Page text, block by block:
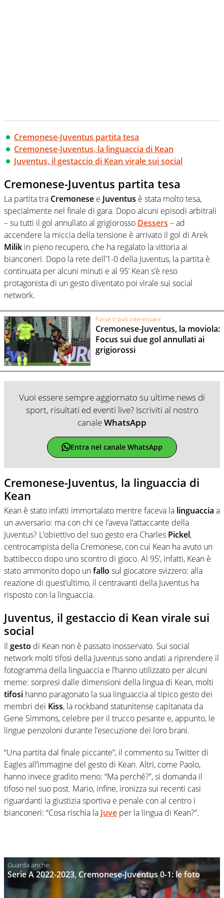
Cremonese-Juventus partita tesa
Cremonese-Juventus, la linguaccia di Kean
Juventus, il gestaccio di Kean virale sui social
Cremonese-Juventus partita tesa
La partita tra Cremonese e Juventus è stata molto tesa,
specialmente nel finale di gara. Dopo alcuni episodi arbitrali
– su tutti il gol annullato al grigiorosso Dessers – ad
accendere la miccia della tensione è arrivato il gol di Arek
Milik in pieno recupero, che ha regalato la vittoria ai
bianconeri. Dopo la rete dell’1-0 della Juventus, la partita è
continuata per alcuni minuti e al 95’ Kean s’è reso
protagonista di un gesto diventato poi virale sui social
network.
Forse ti può interessare
Cremonese-Juventus, la moviola:
Focus sui due gol annullati ai
grigiorossi
Vuoi essere sempre aggiornato su ultime news di
sport, risultati ed eventi live? Iscriviti al nostro
canaleWhatsApp
Entra nel canale WhatsApp
Cremonese-Juventus, la linguaccia di
Kean
Kean è stato infatti immortalato mentre faceva la linguaccia a
un avversario: ma con chi ce l’aveva l’attaccante della
Juventus? L’obiettivo del suo gesto era Charles Pickel,
centrocampista della Cremonese, con cui Kean ha avuto un
battibecco dopo uno scontro di gioco. Al 95’, infatti, Kean è
stato ammonito dopo unfallo sul giocatore svizzero: alla
reazione di quest’ultimo, il centravanti della Juventus ha
risposto con la linguaccia.
Juventus, il gestaccio di Kean virale sui
social
Il gesto di Kean non è passato inosservato. Sui social
network molti tifosi della Juventus sono andati a riprendere il
fotogramma della linguaccia e l’hanno utilizzato per alcuni
meme: sorpresi dalle dimensioni della lingua di Kean, molti
tifosi hanno paragonato la sua linguaccia al tipico gesto dei
membri dei Kiss, la rockband statunitense capitanata da
Gene Simmons, celebre per il trucco pesante e, appunto, le
lingue penzoloni durante l’esecuzione dei loro brani.
“Una partita dal finale piccante”, il commento su Twitter di
Eagles all’immagine del gesto di Kean. Altri, come Paolo,
hanno invece gradito meno: “Ma perché?”, si domanda il
tifoso nel suo post. Mario, infine, ironizza sui recenti casi
riguardanti la giustizia sportiva e penale con al centro i
bianconeri: “Cosa rischia la Juve per la lingua di Kean?”.
Serie A 2022-2023, Cremonese-Juventus 0-1: le foto